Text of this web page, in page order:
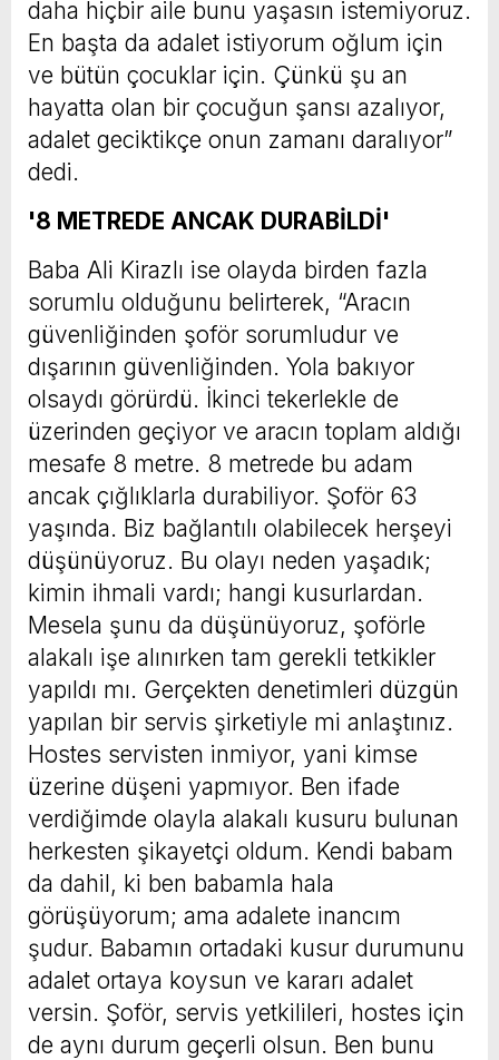
daha hiçbir aile bunu yaşasın istemiyoruz.
En başta da adalet istiyorum oğlum için
ve bütün çocuklar için. Çünkü şu an
hayatta olan bir çocuğun şansı azalıyor,
adalet geciktikçe onun zamanı daralıyor”
dedi.
'8 METREDE ANCAK DURABİLDİ'
Baba Ali Kirazlı ise olayda birden fazla
sorumlu olduğunu belirterek, “Aracın
güvenliğinden şoför sorumludur ve
dışarının güvenliğinden. Yola bakıyor
olsaydı görürdü. İkinci tekerlekle de
üzerinden geçiyor ve aracın toplam aldığı
mesafe 8 metre. 8 metrede bu adam
ancak çığlıklarla durabiliyor. Şoför 63
yaşında. Biz bağlantılı olabilecek herşeyi
düşünüyoruz. Bu olayı neden yaşadık;
kimin ihmali vardı; hangi kusurlardan.
Mesela şunu da düşünüyoruz, şoförle
alakalı işe alınırken tam gerekli tetkikler
yapıldı mı. Gerçekten denetimleri düzgün
yapılan bir servis şirketiyle mi anlaştınız.
Hostes servisten inmiyor, yani kimse
üzerine düşeni yapmıyor. Ben ifade
verdiğimde olayla alakalı kusuru bulunan
herkesten şikayetçi oldum. Kendi babam
da dahil, ki ben babamla hala
görüşüyorum; ama adalete inancım
şudur. Babamın ortadaki kusur durumunu
adalet ortaya koysun ve kararı adalet
versin. Şoför, servis yetkilileri, hostes için
de aynı durum geçerli olsun. Ben bunu